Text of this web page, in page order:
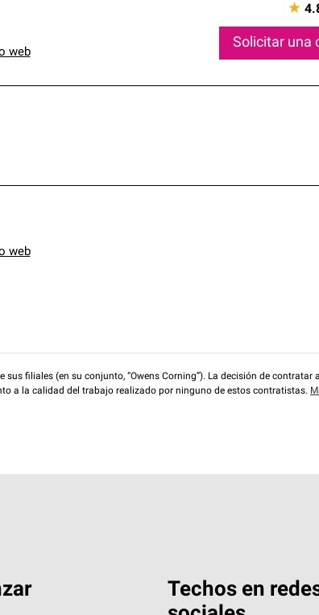
web
★
Solicitar una
web
filiales (en su conjunto, “Owens Corning”). La decisión de contratar a
a la calidad del trabajo realizado por ninguno de estos contratistas.
Techos en